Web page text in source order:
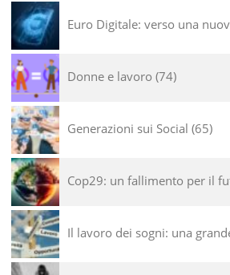
Euro Digitale: verso una
Donne e lavoro 74
Generazioni sui Social 65
Cop29: un fallimento per il
Il lavoro dei sogni: una